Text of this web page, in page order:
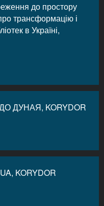
до простору
трансформацію і
в Україні,
ДУНАЯ, KORYDOR
KORYDOR